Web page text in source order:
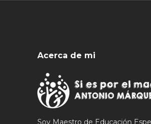
Acerca de mi